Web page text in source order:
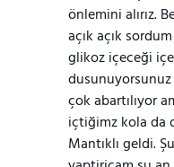
önlemini alırız.
açık açık
glikoz içeceği
dusunuyorsunuz
çok abartılıyor
içtiğimz kola da
Mantıklı geldi.